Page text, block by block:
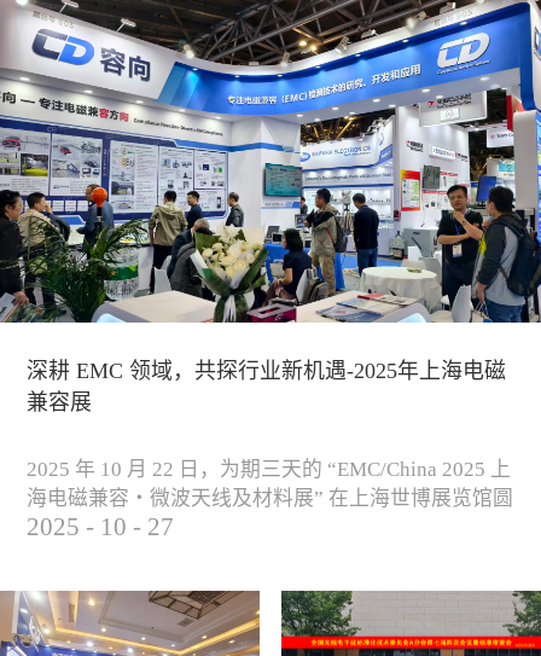
深耕 EMC 领域，共探行业新机遇-2025年上海电磁
兼容展
2025 年 10 月 22 日，为期三天的 “EMC/China 2025 上
海电磁兼容・微波天线及材料展” 在上海世博展览馆圆
满落下帷幕。作为电磁兼容领域的行业盛会，本届展
研讨及产品展示等多种形式，深入交流行业见解，踊
跃探索合作空间，为电磁兼容领域的高质量发展汇聚
2025 - 10 - 27